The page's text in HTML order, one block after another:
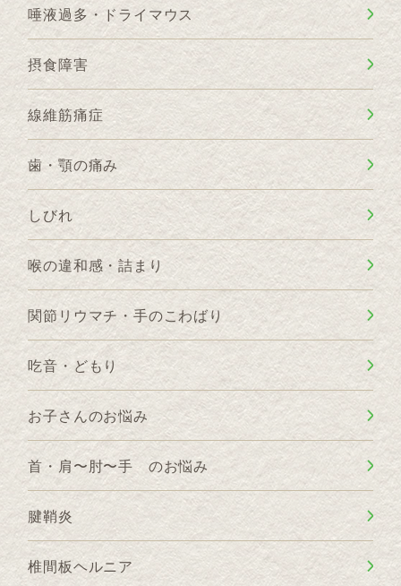
唾液過多・ドライマウス
摂食障害
線維筋痛症
歯・顎の痛み
しびれ
喉の違和感・詰まり
関節リウマチ・手のこわばり
吃音・どもり
お子さんのお悩み
首・肩〜肘〜手 のお悩み
腱鞘炎
椎間板ヘルニア